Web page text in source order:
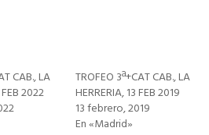
CAB., LA
2022
TROFEO 3ª+CAT CAB., LA
HERRERIA, 13 FEB 2019
13 febrero, 2019
En «Madrid»